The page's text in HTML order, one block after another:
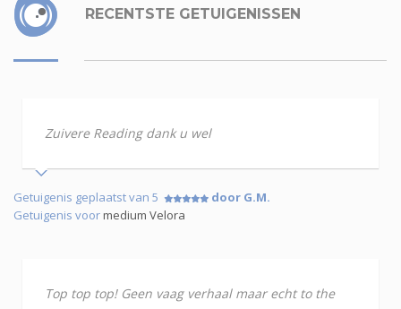
RECENTSTE GETUIGENISSEN
Zuivere Reading dank u wel
Getuigenis geplaatst van 5
door G.M.
Getuigenis voormedium Velora
Top top top! Geen vaag verhaal maar echt to the